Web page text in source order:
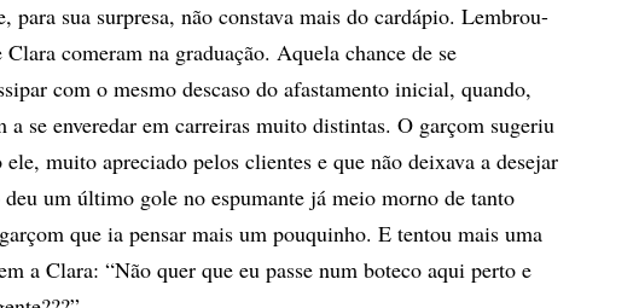
para sua surpresa, não constava mais do cardápio. Lembrou-
Clara comeram na graduação. Aquela chance de se
com o mesmo descaso do afastamento inicial, quando,
a se enveredar em carreiras muito distintas. O garçom sugeriu
muito apreciado pelos clientes e que não deixava a desejar
um último gole no espumante já meio morno de tanto
que ia pensar mais um pouquinho. E tentou mais uma
a Clara: “Não quer que eu passe num boteco aqui perto e